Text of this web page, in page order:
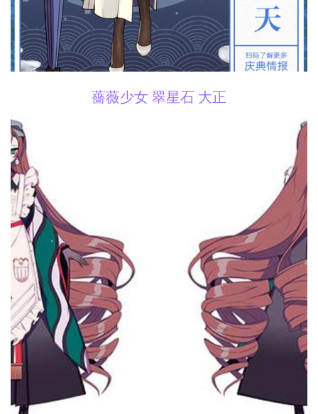
薔薇少女 翠星石 大正